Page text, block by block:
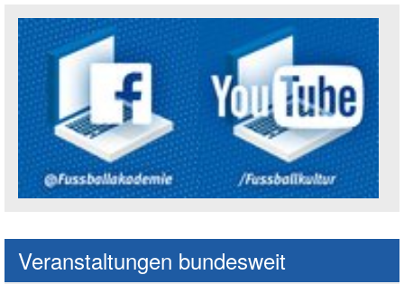
Veranstaltungen bundesweit